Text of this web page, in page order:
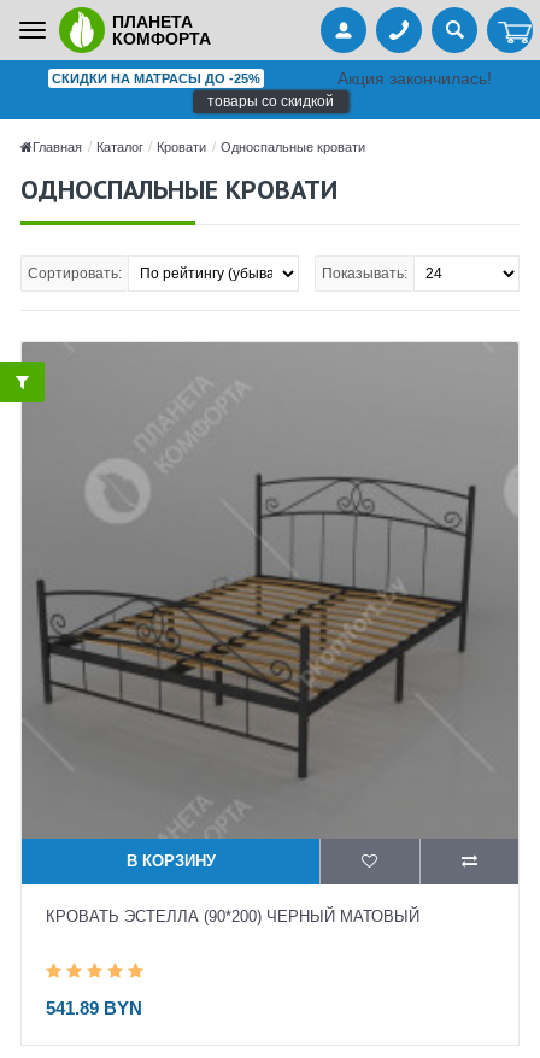
Toggle
navigation
ПЛАНЕТА
КОМФОРТА
СКИДКИ НА МАТРАСЫ ДО -25% Акция закончилась!
товары со скидкой
Главная Каталог Кровати Односпальные кровати
ОДНОСПАЛЬНЫЕ КРОВАТИ
Сортировать: Показывать:
В КОРЗИНУ
КРОВАТЬ ЭСТЕЛЛА (90*200) ЧЕРНЫЙ МАТОВЫЙ
541.89 BYN